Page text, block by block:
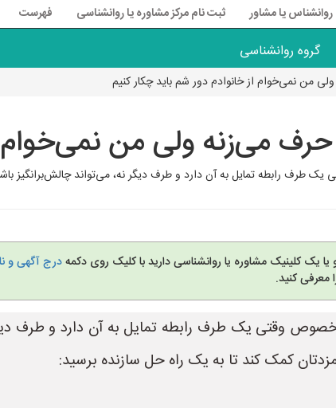
یا مشاور ثبت نام مرکز مشاوره یا روانشناسی فهرست
گروه روانشناسی
من نمی‌خوام از خانوادم دور شم باید چکار کنیم
می‌زنه ولی من نمی‌خوام
رابطه تمایل به آن دارد و طرف دیگر نه، می‌تواند چالش‌برانگیز
یک کلینیک مشاوره یا روانشناسی دارید با کلیک روی دکمهدرج آگهی و
معرفی کنید.
وقتی یک طرف رابطه تمایل به آن دارد و طرف
کمک کند تا به یک راه حل سازنده برسید: